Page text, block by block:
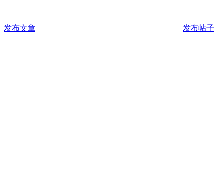
发布文章 发布帖子